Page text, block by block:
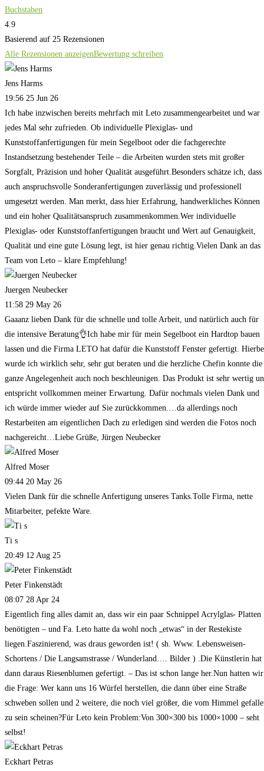
Buchstaben
4.9
Basierend auf 25 Rezensionen
Alle Rezensionen anzeigenBewertung schreiben
Jens Harms
19:56 25 Jun 26
Ich habe inzwischen bereits mehrfach mit Leto zusammengearbeitet und war
jedes Mal sehr zufrieden. Ob individuelle Plexiglas- und
Kunststoffanfertigungen für mein Segelboot oder die fachgerechte
Instandsetzung bestehender Teile – die Arbeiten wurden stets mit großer
Sorgfalt, Präzision und hoher Qualität ausgeführt.Besonders schätze ich, dass
auch anspruchsvolle Sonderanfertigungen zuverlässig und professionell
umgesetzt werden. Man merkt, dass hier Erfahrung, handwerkliches Können
und ein hoher Qualitätsanspruch zusammenkommen.Wer individuelle
Plexiglas- oder Kunststoffanfertigungen braucht und Wert auf Genauigkeit,
Qualität und eine gute Lösung legt, ist hier genau richtig.Vielen Dank an das
Team von Leto – klare Empfehlung!
Juergen Neubecker
11:58 29 May 26
Gaaanz lieben Dank für die schnelle und tolle Arbeit, und natürlich auch für
die intensive Beratung👌Ich habe mir für mein Segelboot ein Hardtop bauen
lassen und die Firma LETO hat dafür die Kunststoff Fenster gefertigt.
wurde ich wirklich sehr, sehr gut beraten und die herzliche Chefin konnte die
ganze Angelegenheit auch noch beschleunigen. Das Produkt ist sehr wertig
entspricht vollkommen meiner Erwartung. Dafür nochmals vielen Dank und
ich würde immer wieder auf Sie zurückkommen.…da allerdings noch
Restarbeiten am eigentlichen Dach zu erledigen sind werden die Fotos noch
nachgereicht…Liebe Grüße, Jürgen Neubecker
Alfred Moser
09:44 20 May 26
Vielen Dank für die schnelle Anfertigung unseres Tanks.Tolle Firma, nette
Mitarbeiter, pefekte Ware.
Ti s
20:49 12 Aug 25
Peter Finkenstädt
08:07 28 Apr 24
Eigentlich fing alles damit an, dass wir ein paar Schnippel Acrylglas- Platten
benötigten – und Fa. Leto hatte da wohl noch „etwas“ in der Restekiste
liegen.Faszinierend, was draus geworden ist! ( sh. Www. Lebensweisen-
Schortens / Die Langsamstrasse / Wunderland…. Bilder ) .Die Künstlerin hat
dann daraus Riesenblumen gefertigt. – Das ist schon lange her.Nun hatten wir
die Frage: Wer kann uns 16 Würfel herstellen, die dann über eine Straße
schweben sollen und 2 weitere, die noch viel größer, die vom Himmel
zu sein scheinen?Für Leto kein Problem:Von 300×300 bis 1000×1000 – seht
selbst!
Eckhart Petras